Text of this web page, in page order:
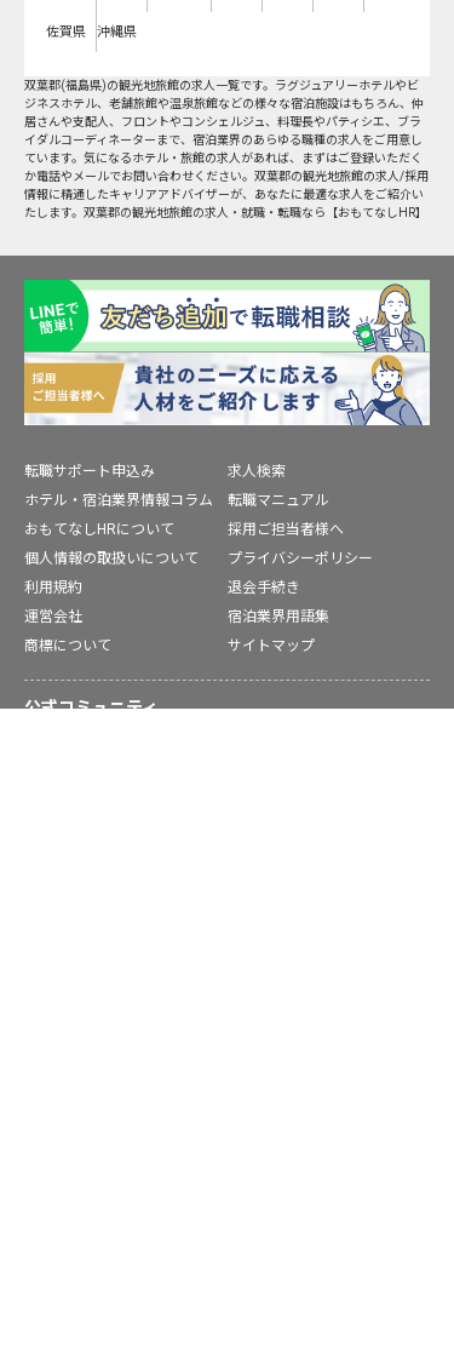
佐賀県 沖縄県
双葉郡(福島県)の観光地旅館の求人一覧です。ラグジュアリーホテルやビ
ジネスホテル、老舗旅館や温泉旅館などの様々な宿泊施設はもちろん、仲
居さんや支配人、フロントやコンシェルジュ、料理長やパティシエ、ブラ
イダルコーディネーターまで、宿泊業界のあらゆる職種の求人をご用意し
ています。気になるホテル・旅館の求人があれば、まずはご登録いただく
か電話やメールでお問い合わせください。双葉郡の観光地旅館の求人/採用
情報に精通したキャリアアドバイザーが、あなたに最適な求人をご紹介い
たします。双葉郡の観光地旅館の求人・就職・転職なら【おもてなしHR】
転職サポート申込み
求人検索
ホテル・宿泊業界情報コラム
転職マニュアル
おもてなしHRについて
採用ご担当者様へ
個人情報の取扱いについて
プライバシーポリシー
利用規約
退会手続き
運営会社
宿泊業界用語集
商標について
サイトマップ
公式コミュニティ